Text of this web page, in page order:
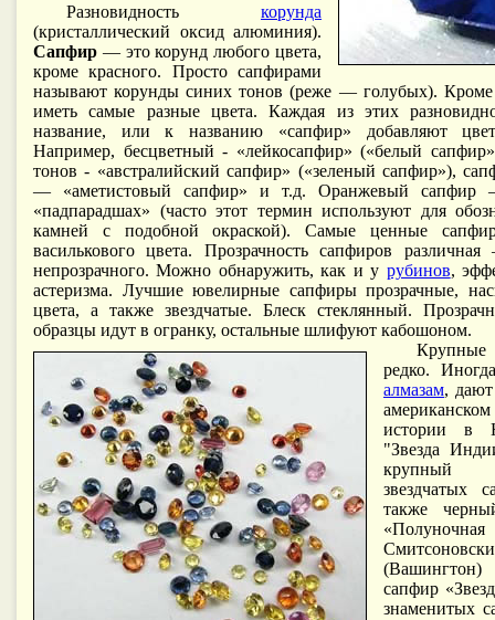
Разновидность корунда
(кристаллический оксид алюминия).
Сапфир — это корунд любого цвета,
кроме красного. Просто сапфирами
называют корунды синих тонов (реже — голубых).
иметь самые разные цвета. Каждая из этих
название, или к названию «сапфир» добавляют
Например, бесцветный - «лейкосапфир» («белый
тонов - «австралийский сапфир» («зеленый сапфир»),
— «аметистовый сапфир» и т.д. Оранжевый сапфир
«падпарадшах» (часто этот термин используют для
камней с подобной окраской). Самые ценные
василькового цвета. Прозрачность сапфиров
непрозрачного. Можно обнаружить, как и у рубинов,
астеризма. Лучшие ювелирные сапфиры прозрачные,
цвета, а также звездчатые. Блеск стеклянный.
образцы идут в огранку, остальные шлифуют кабошоном.
Крупные
редко.
алмазам,
истории в
"Звезда
крупный
звездчатых
также
(Вашингтон)
сапфир
знаменитых